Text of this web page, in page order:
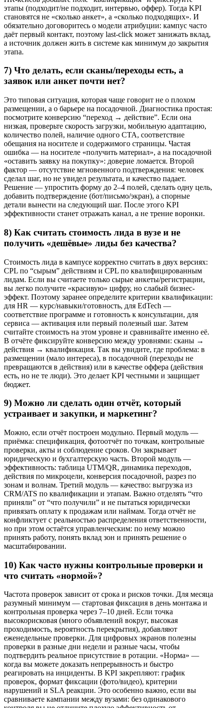
этапы (подходит/не подходит, интервью, оффер). Тогда KPI
становятся не «сколько анкет», а «сколько подходящих». И
обязательно договоритесь о модели атрибуции: кампус часто
даёт первый контакт, поэтому last-click может занижать вклад,
а источник должен жить в системе как минимум до закрытия
этапа.
7) Что делать, если сканы/переходы есть, а
заявок или анкет почти нет?
Это типовая ситуация, которая чаще говорит не о плохом
размещении, а о барьере на посадочной. Диагностика простая:
посмотрите конверсию “переход → действие”. Если она
низкая, проверьте скорость загрузки, мобильную адаптацию,
количество полей, наличие одного CTA, соответствие
обещания на носителе и содержимого страницы. Частая
ошибка — на носителе «получить материал», а на посадочной
«оставить заявку на покупку»: доверие ломается. Второй
фактор — отсутствие мгновенного подтверждения: человек
сделал шаг, но не увидел результата, и качество падает.
Решение — упростить форму до 2–4 полей, сделать одну цель,
добавить подтверждение (бот/письмо/экран), а спорные
детали вынести на следующий шаг. После этого KPI
эффективности станет отражать канал, а не трение воронки.
8) Как считать стоимость лида в вузе и не
получить «дешёвые» лиды без качества?
Стоимость лида в кампусе корректно считать в двух версиях:
CPL по “сырым” действиям и CPL по квалифицированным
лидам. Если вы считаете только сырые анкеты/регистрации,
вы легко получите «красивую» цифру, но слабый бизнес-
эффект. Поэтому заранее определите критерии квалификации:
для HR — курс/навыки/готовность, для EdTech —
соответствие программе и готовность к консультации, для
сервиса — активация или первый полезный шаг. Затем
считайте стоимость на этом уровне и сравнивайте именно её.
В отчёте фиксируйте конверсию между уровнями: сканы →
действия → квалификация. Так вы увидите, где проблема: в
размещении (мало интереса), в посадочной (переходы не
превращаются в действия) или в качестве оффера (действия
есть, но не те люди). Это делает KPI честными и защищает
бюджет.
9) Можно ли сделать один отчёт, который
устраивает и закупки, и маркетинг?
Можно, если отчёт построен модульно. Первый модуль —
приёмка: спецификация, фотоотчёт по точкам, контрольные
проверки, акты и соблюдение сроков. Он закрывает
юридическую и бухгалтерскую часть. Второй модуль —
эффективность: таблица UTM/QR, динамика переходов,
действия по микроцели, конверсия посадочной, разрез по
зонам и волнам. Третий модуль — качество: выгрузка из
CRM/ATS по квалификации и этапам. Важно отделять “что
приняли” от “что получили” и не пытаться юридически
привязать оплату к продажам или наймам. Тогда отчёт не
конфликтует с реальностью распределения ответственности,
но при этом остаётся управленческим: по нему можно
принять работу, понять вклад зон и принять решение о
масштабировании.
10) Как часто нужны контрольные проверки и
что считать «нормой»?
Частота проверок зависит от срока и рисков точки. Для месяца
разумный минимум — стартовая фиксация в день монтажа и
контрольная проверка через 7–10 дней. Если точка
высокорисковая (много объявлений вокруг, высокая
проходимость, вероятность перекрытия), добавляют
еженедельные проверки. Для цифровых экранов полезны
проверки в разные дни недели и разные часы, чтобы
подтвердить реальное присутствие в ротации. «Норма» —
когда вы можете доказать непрерывность и быстро
реагировать на инциденты. В KPI закрепляют: график
проверок, формат фиксации (фото/видео), критерии
нарушений и SLA реакции. Это особенно важно, если вы
сравниваете кампании между вузами: без одинакового